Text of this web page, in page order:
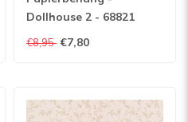
Dollhouse 2 - 68821
€8,95 €7,80